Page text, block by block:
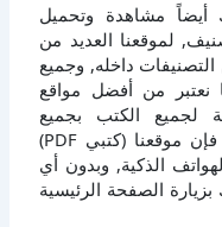
أيضاً مشاهدة وتحميل
لموقعنا العديد من
التصنيفات داخله, وجميع
كما وأننا نعتبر من أفضل مواقع
لجميع الكتب بجميع
تخصصاتها, وبالنسبة لتصفح الموقع, فإن موقعنا (كتبي PDF)
الذكية, وبدون أي
الصفحة الرئيسية